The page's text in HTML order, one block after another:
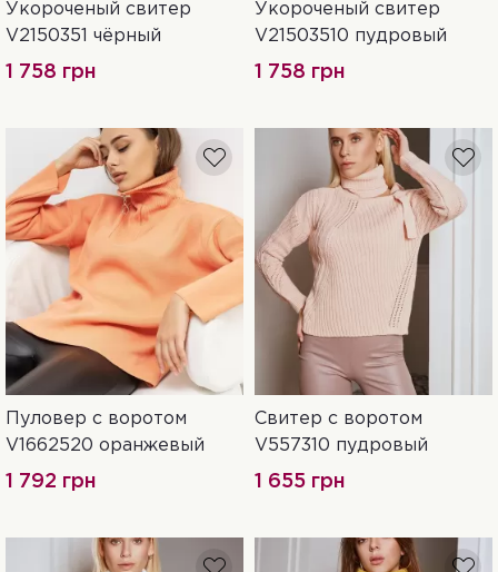
42-46
Укороченый свитер
V2150351 чёрный
1 758 грн
42-46
Укороченый свитер
V21503510 пудровый
1 758 грн
42-46
Пуловер с воротом
V1662520 оранжевый
1 792 грн
42-46
Свитер с воротом
V557310 пудровый
1 655 грн